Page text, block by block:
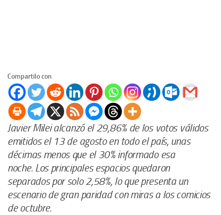
Compartilo con
Javier Milei alcanzó el 29,86% de los votos válidos
emitidos el 13 de agosto en todo el país, unas
décimas menos que el 30% informado esa
noche. Los principales espacios quedaron
separados por solo 2,58%, lo que presenta un
escenario de gran paridad con miras a los comicios
de octubre.